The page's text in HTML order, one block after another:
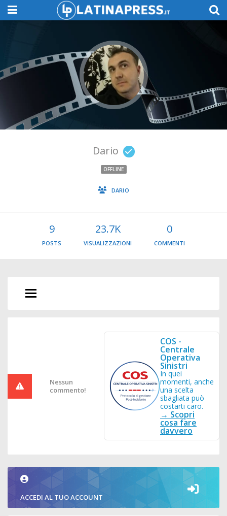
Dario
OFFLINE
DARIO
9
POSTS
23.7K
VISUALIZZAZIONI
0
COMMENTI
Nessun
commento!
COS -
Centrale
Operativa
Sinistri
In quei
momenti, anche
una scelta
sbagliata può
costarti caro.
→ Scopri
cosa fare
davvero
ACCEDI AL TUO ACCOUNT